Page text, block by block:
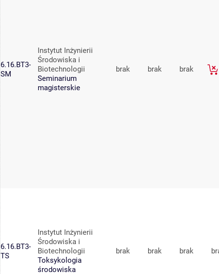
6.16.BT3-
SM
Instytut Inżynierii
Środowiska i
Biotechnologii
Seminarium
magisterskie
brak brak brak
6.16.BT3-
TS
Instytut Inżynierii
Środowiska i
Biotechnologii
Toksykologia
środowiska
brak brak brak